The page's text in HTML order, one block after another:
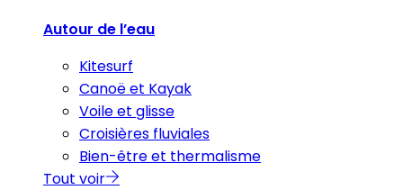
Autour de l’eau
Kitesurf
Canoë et Kayak
Voile et glisse
Croisières fluviales
Bien-être et thermalisme
Tout voir